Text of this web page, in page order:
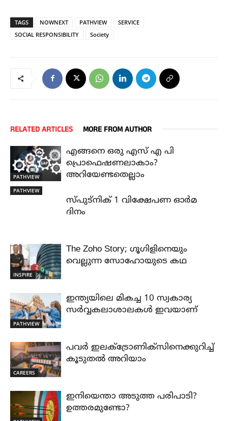
TAGS NOWNEXT PATHVIEW
SERVICE
SOCIAL RESPONSIBILITY
Society
RELATED ARTICLES MORE FROM AUTHOR
PATHVIEW
എങ്ങനെ ഒരു എസ് എ പി
പ്രൊഫെഷണലാകാം?
അറിയേണ്ടതെല്ലാം
PATHVIEW
സ്പുട്നിക് 1 വിക്ഷേപണ ഓർമ
ദിനം
INSPIRE
The Zoho Story; ഗൂഗിളിനെയും
വെല്ലുന്ന സോഹോയുടെ കഥ
PATHVIEW
ഇന്ത്യയിലെ മികച്ച 10 സ്വകാര്യ
സർവ്വകലാശാലകൾ ഇവയാണ്
CAREERS
പവർ ഇലക്ട്രോണിക്സിനെക്കുറിച്ച്
കൂടുതൽ അറിയാം
ഇനിയെന്താ അടുത്ത പരിപാടി?
ഉത്തരമുണ്ടോ?